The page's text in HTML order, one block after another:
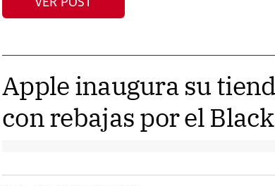
Apple inaugura su
con rebajas por el